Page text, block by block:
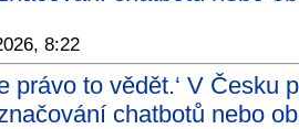
8:22
právo to vědět.‘ V
chatbotů nebo